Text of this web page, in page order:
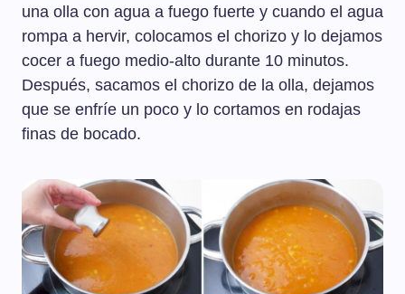
una olla con agua a fuego fuerte y cuando el agua
rompa a hervir, colocamos el chorizo y lo dejamos
cocer a fuego medio-alto durante 10 minutos.
Después, sacamos el chorizo de la olla, dejamos
que se enfríe un poco y lo cortamos en rodajas
finas de bocado.